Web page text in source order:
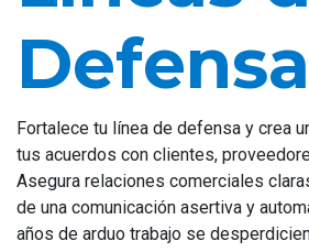
Defensa
Fortalece tu línea de defensa y crea
tus acuerdos con clientes,
Asegura relaciones comerciales
de una comunicación asertiva y
años de arduo trabajo se